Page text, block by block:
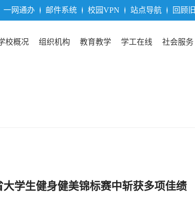
一网通办 邮件系统 校园VPN 站点导航 回顾
校概况 组织机构 教育教学 学工在线 社会服务
学生健身健美锦标赛中斩获多项佳绩